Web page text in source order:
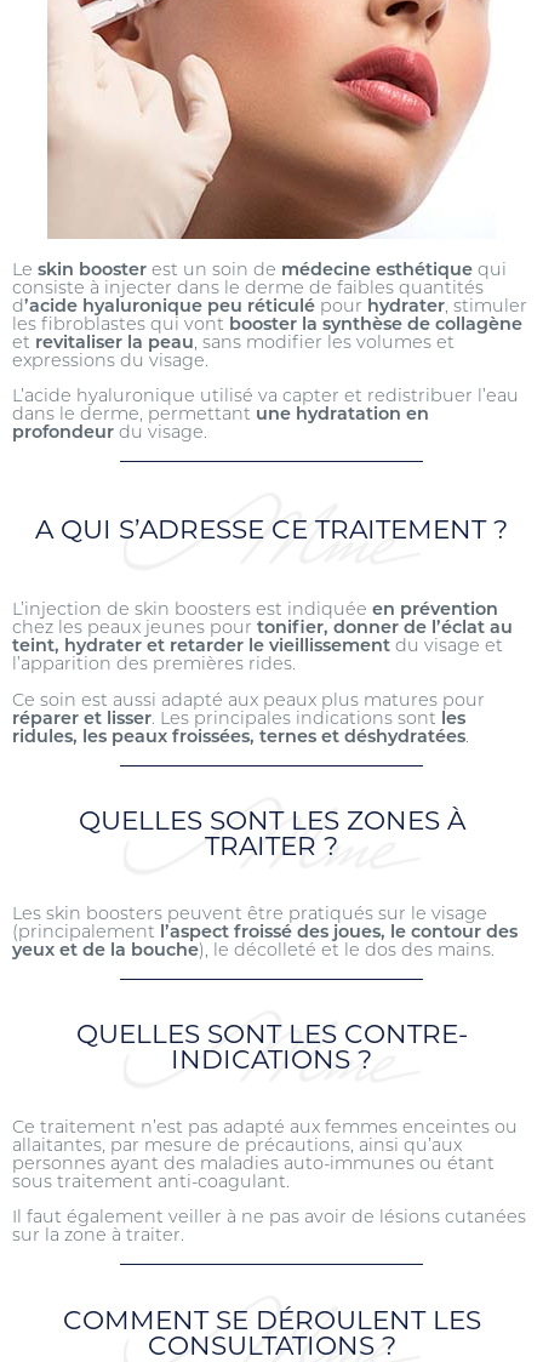
Le skin booster est un soin de médecine esthétique qui
consiste à injecter dans le derme de faibles quantités
d ’acide hyaluronique peu réticulé pour hydrater, stimuler
les fibroblastes qui vont booster la synthèse de collagène
et revitaliser la peau, sans modifier les volumes et
expressions du visage.
L’acide hyaluronique utilisé va capter et redistribuer l’eau
dans le derme, permettant une hydratation en
profondeur du visage.
A QUI S’ADRESSE CE TRAITEMENT ?
L’injection de skin boosters est indiquée en prévention
chez les peaux jeunes pour tonifier, donner de l’éclat au
teint, hydrater et retarder le vieillissement du visage et
l’apparition des premières rides.
Ce soin est aussi adapté aux peaux plus matures pour
réparer et lisser. Les principales indications sont les
ridules, les peaux froissées, ternes et déshydratées.
QUELLES SONT LES ZONES À
TRAITER ?
Les skin boosters peuvent être pratiqués sur le visage
(principalement l’aspect froissé des joues, le contour des
yeux et de la bouche), le décolleté et le dos des mains.
QUELLES SONT LES CONTRE-
INDICATIONS ?
Ce traitement n’est pas adapté aux femmes enceintes ou
allaitantes, par mesure de précautions, ainsi qu’aux
personnes ayant des maladies auto-immunes ou étant
sous traitement anti-coagulant.
Il faut également veiller à ne pas avoir de lésions cutanées
sur la zone à traiter.
COMMENT SE DÉROULENT LES
CONSULTATIONS ?